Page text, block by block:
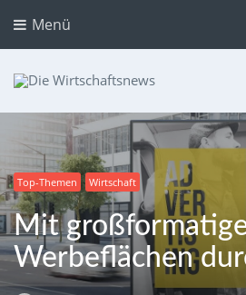
Menü
Dein Ratgeber für Aktien und
Top-Themen Wirtschaft
Mit
Werbeflächen